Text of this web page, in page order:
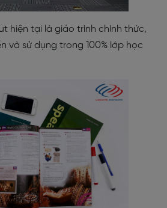
hiện tại là giáo trình chính thức,
và sử dụng trong 100% lớp học